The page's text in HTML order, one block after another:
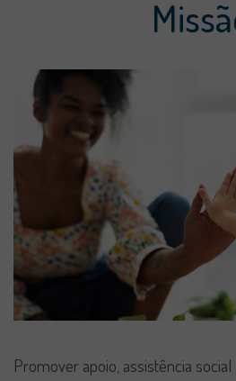
Promover apoio, assistência